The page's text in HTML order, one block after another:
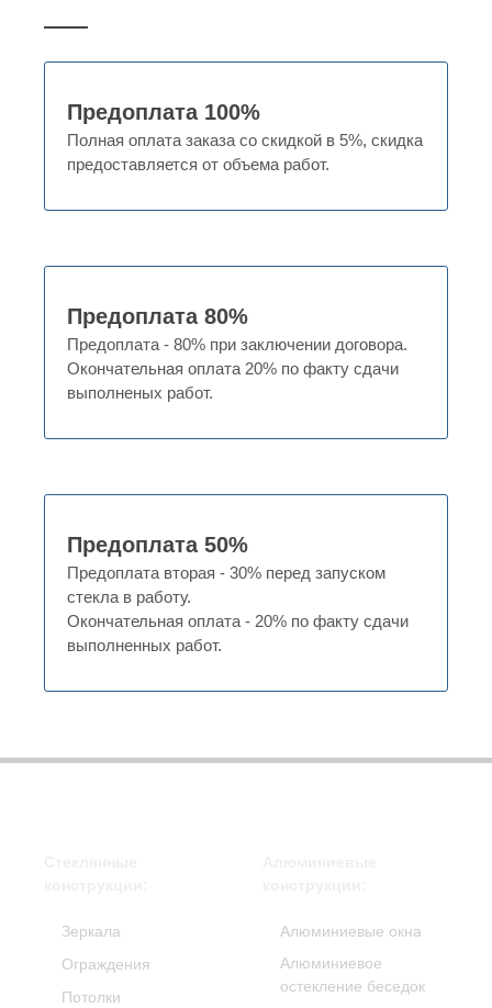
Предоплата 100%
Полная оплата заказа со скидкой в 5%, скидка
предоставляется от объема работ.
Предоплата 80%
Предоплата - 80% при заключении договора.
Окончательная оплата 20% по факту сдачи
выполненых работ.
Предоплата 50%
Предоплата вторая - 30% перед запуском
стекла в работу.
Окончательная оплата - 20% по факту сдачи
выполненных работ.
Зеркала
Ограждения
Потолки
Алюминиевые окна
Алюминиевое
остекление беседок